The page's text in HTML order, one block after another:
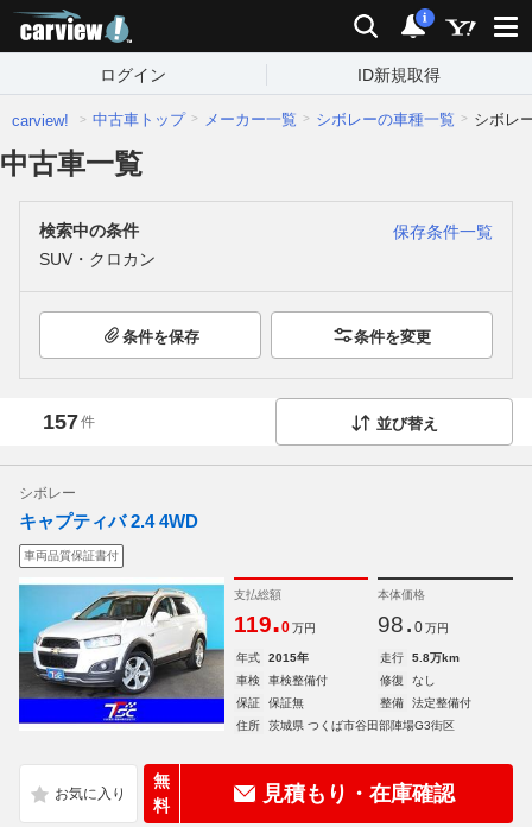
検索 通知
i
ログイン ID新規取得
carview! 中古車トップ メーカー一覧 シボレーの車種一覧 シボレ
中古車一覧
検索中の条件
保存条件一覧
SUV・クロカン
条件を保存 条件を変更
157件 並び替え
シボレー
キャプティバ 2.4 4WD
車両品質保証書付
支払総額
119.0 万円
本体価格
98. 0 万円
年式 2015年 走行
5.8万km
車検
車検整備付 修復
なし
保証
保証無 整備
法定整備付
住所
茨城県 つくば市谷田部陣場G3街区
無
料
見積もり・在庫確認